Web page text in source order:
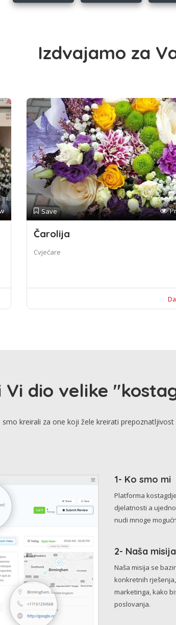
Izdvajamo za
Save
Čarolija
Cvjećare
Vi dio velike
kreirali za one koji žele kreirati
1- Ko smo mi
Platforma
djelatnosti a
nudi mnoge
2- Naša misija
Naša misija se
konkretnih
marketinga, kako
poslovanja.